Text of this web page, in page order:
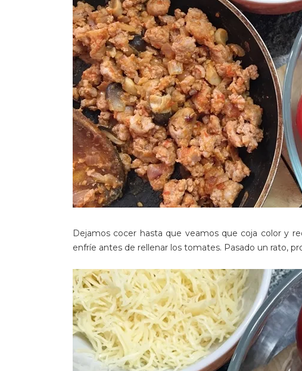
Dejamos cocer hasta que veamos que coja color y
enfríe antes de rellenar los tomates. Pasado un rato,